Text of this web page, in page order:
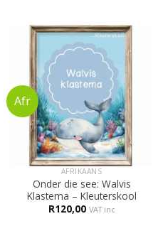
AFRIKAANS
Onder die see: Walvis
Klastema – Kleuterskool
R120,00 VAT inc